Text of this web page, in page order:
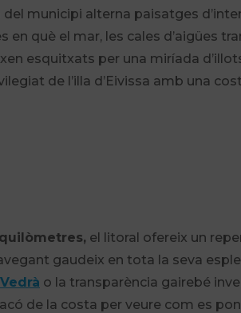
del municipi alterna paisatges
en què el mar, les cales d’aigües
esquitxats per una miríada
de l’illa d’Eivissa amb una
el litoral ofereix un
gaudeix en tota la seva
o la transparència gairebé
de la costa per veure com es